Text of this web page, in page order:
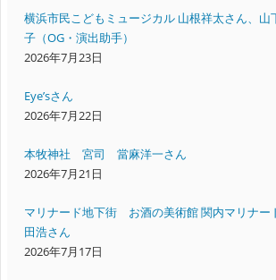
横浜市民こどもミュージカル 山根祥太さん、山
子（OG・演出助手）
2026年7月23日
Eye’sさん
2026年7月22日
本牧神社 宮司 當麻洋一さん
2026年7月21日
マリナード地下街 お酒の美術館 関内マリナ
田浩さん
2026年7月17日